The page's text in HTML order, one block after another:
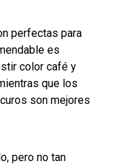
perfectas para
es
color café y
que los
son mejores
pero no tan